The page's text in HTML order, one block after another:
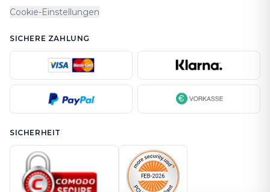
Cookie-Einstellungen
SICHERE ZAHLUNG
SICHERHEIT